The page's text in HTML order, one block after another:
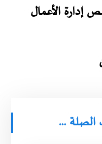
إدارة الأعمال
الصلة ...